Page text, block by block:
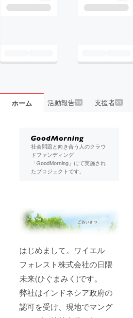
ホーム 活動報告13 支援者31
社会問題と向き合う人のクラウ
ドファンディング
「GoodMorning」にて実施され
たプロジェクトです。
はじめまして。ワイエル
フォレスト株式会社の日隈
未来(ひぐまみく)です。
弊社はインドネシア政府の
認可を受け、現地でマング